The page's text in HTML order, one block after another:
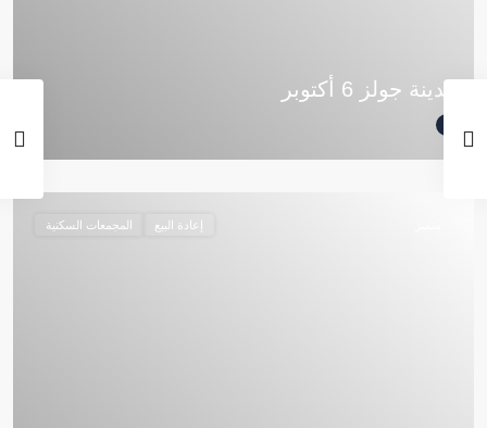
مدينة جولز 6 أكتوبر
إعادة البيع المجمعات السكنية